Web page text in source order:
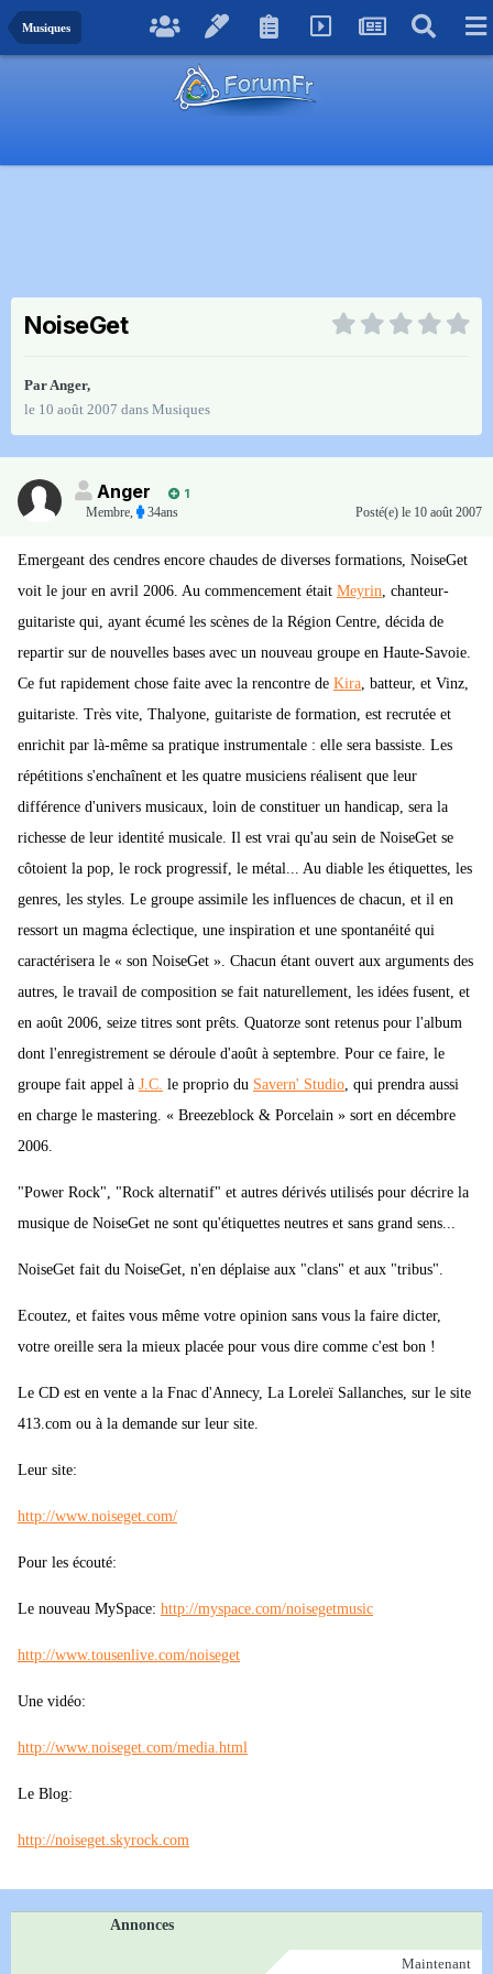
Musiques
NoiseGet
ParAnger,
le 10 août 2007 dans Musiques
Anger
1
Membre, 34ans Posté(e) le 10 août 2007
Emergeant des cendres encore chaudes de diverses formations, NoiseGet
voit le jour en avril 2006. Au commencement était Meyrin, chanteur-
guitariste qui, ayant écumé les scènes de la Région Centre, décida de
repartir sur de nouvelles bases avec un nouveau groupe en Haute-Savoie.
Ce fut rapidement chose faite avec la rencontre de Kira, batteur, et Vinz,
guitariste. Très vite, Thalyone, guitariste de formation, est recrutée et
enrichit par là-même sa pratique instrumentale : elle sera bassiste. Les
répétitions s'enchaînent et les quatre musiciens réalisent que leur
différence d'univers musicaux, loin de constituer un handicap, sera la
richesse de leur identité musicale. Il est vrai qu'au sein de NoiseGet se
côtoient la pop, le rock progressif, le métal... Au diable les étiquettes, les
genres, les styles. Le groupe assimile les influences de chacun, et il en
ressort un magma éclectique, une inspiration et une spontanéité qui
caractérisera le « son NoiseGet ». Chacun étant ouvert aux arguments des
autres, le travail de composition se fait naturellement, les idées fusent, et
en août 2006, seize titres sont prêts. Quatorze sont retenus pour l'album
dont l'enregistrement se déroule d'août à septembre. Pour ce faire, le
groupe fait appel à J.C. le proprio du Savern' Studio, qui prendra aussi
en charge le mastering. « Breezeblock & Porcelain » sort en décembre
2006.
"Power Rock", "Rock alternatif" et autres dérivés utilisés pour décrire la
musique de NoiseGet ne sont qu'étiquettes neutres et sans grand sens...
NoiseGet fait du NoiseGet, n'en déplaise aux "clans" et aux "tribus".
Ecoutez, et faites vous même votre opinion sans vous la faire dicter,
votre oreille sera la mieux placée pour vous dire comme c'est bon !
Le CD est en vente a la Fnac d'Annecy, La Loreleï Sallanches, sur le site
413.com ou à la demande sur leur site.
Leur site:
http://www.noiseget.com/
Pour les écouté:
Le nouveau MySpace: http://myspace.com/noisegetmusic
http://www.tousenlive.com/noiseget
Une vidéo:
http://www.noiseget.com/media.html
Le Blog:
http://noiseget.skyrock.com
Annonces
Maintenant